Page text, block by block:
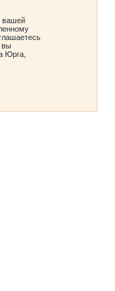
вашей
вы
Юрга,